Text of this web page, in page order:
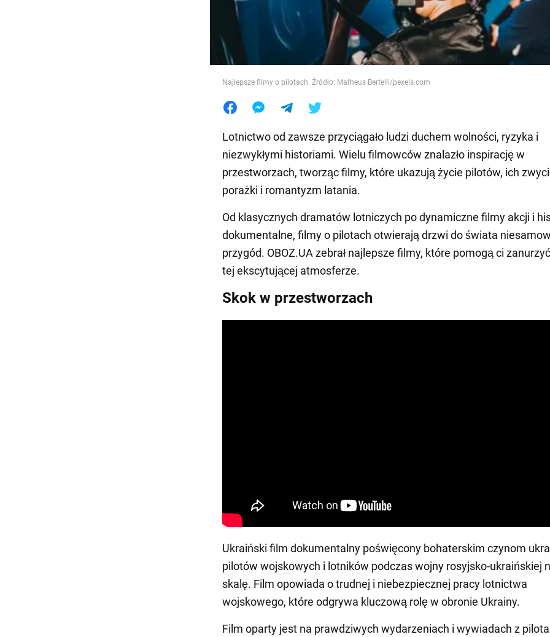
Jedzenie
Najlepsze filmy o pilotach. Źródło: Matheus Bertelli/pexels.com
Lotnictwo od zawsze przyciągało ludzi duchem wolności, ryzyka i
niezwykłymi historiami. Wielu filmowców znalazło inspirację w
przestworzach, tworząc filmy, które ukazują życie pilotów, ich
porażki i romantyzm latania.
Od klasycznych dramatów lotniczych po dynamiczne filmy akcji i
dokumentalne, filmy o pilotach otwierają drzwi do świata
przygód. OBOZ.UA zebrał najlepsze filmy, które pomogą ci
tej ekscytującej atmosferze.
Skok w przestworzach
Ukraiński film dokumentalny poświęcony bohaterskim czynom
pilotów wojskowych i lotników podczas wojny rosyjsko-ukraińskiej
skalę. Film opowiada o trudnej i niebezpiecznej pracy lotnictwa
wojskowego, które odgrywa kluczową rolę w obronie Ukrainy.
Film oparty jest na prawdziwych wydarzeniach i wywiadach z